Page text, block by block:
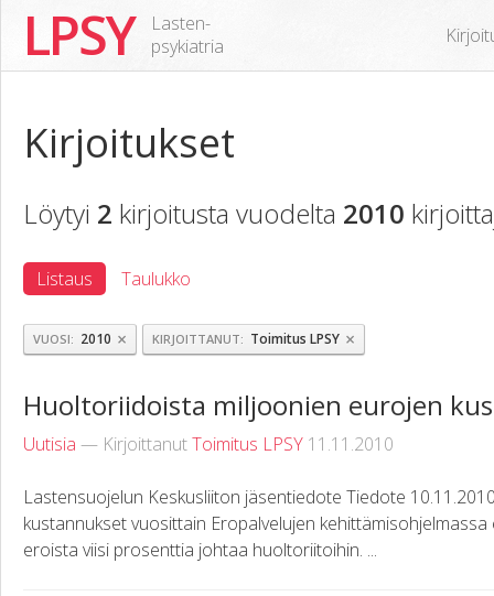
LPSY
Lasten-
psykiatria
Kirjoitukset
Löytyi 2 kirjoitusta vuodelta 2010
Listaus Taulukko
VUOSI 2010 × KIRJOITTANUT Toimitus LPSY ×
Huoltoriidoista miljoonien eurojen
Uutisia — KirjoittanutToimitus LPSY 11.11.2010
Lastensuojelun Keskusliiton jäsentiedote Tiedote
kustannukset vuosittain Eropalvelujen
eroista viisi prosenttia johtaa huoltoriitoihin. ...